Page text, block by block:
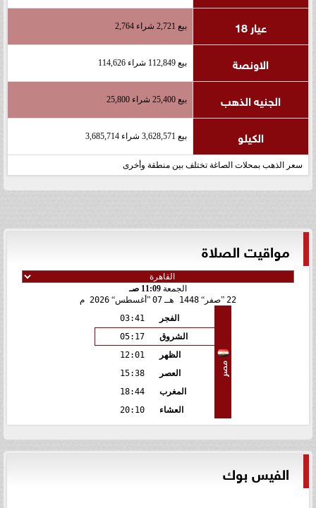
عيار 18 بيع 2,721 شراء 2,764
الاونصة بيع 112,849 شراء 114,626
الجنيه الذهب بيع 25,400 شراء 25,800
الكيلو بيع 3,628,571 شراء 3,685,714
سعر الذهب بمحلات الصاغة تختلف بين منطقة وأخرى
مواقيت الصلاة
الجمعة 11:09 صـ
22
صفر 1448 هـ 07 أغسطس 2026 م
مصر
الفجر
03:41
الشروق
05:17
الظهر
12:01
العصر
15:38
المغرب
18:44
العشاء
20:10
الفيس بوك